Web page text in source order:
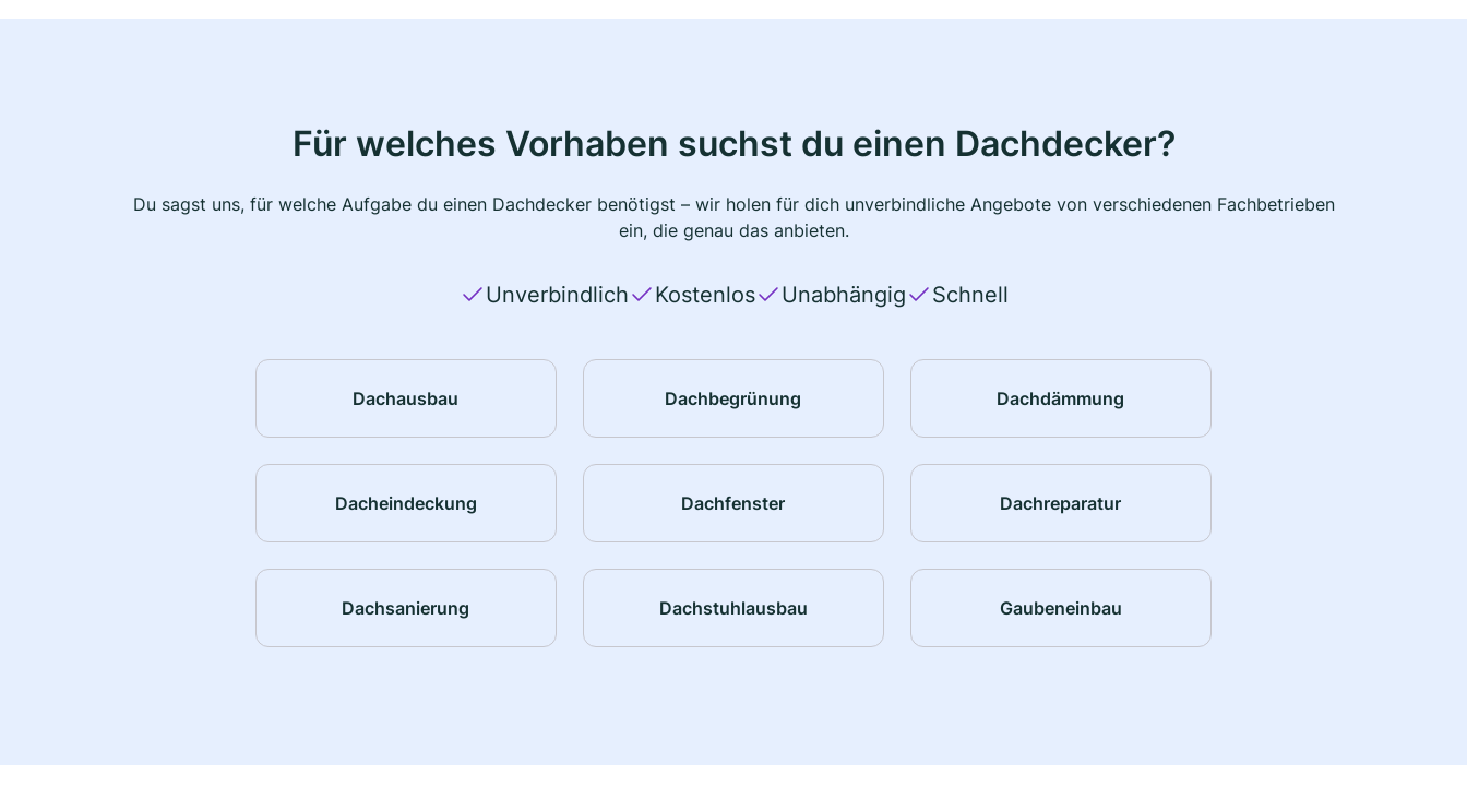
Für welches Vorhaben suchst du einen Dachdecker?
Du sagst uns, für welche Aufgabe du einen Dachdecker benötigst – wir holen für dich unverbindliche Angebote von verschiedenen Fachbetrieben
ein, die genau das anbieten.
Unverbindlich Kostenlos Unabhängig Schnell
Dachausbau Dachbegrünung Dachdämmung
Dacheindeckung Dachfenster Dachreparatur
Dachsanierung Dachstuhlausbau Gaubeneinbau